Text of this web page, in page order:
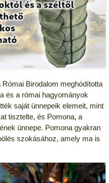
Birodalom meghódította
és a római hagyományok
saját ünnepeik elemeit, mint
tisztelte, és Pomona, a
ünnepe. Pomona gyakran
szokásához, amely ma is